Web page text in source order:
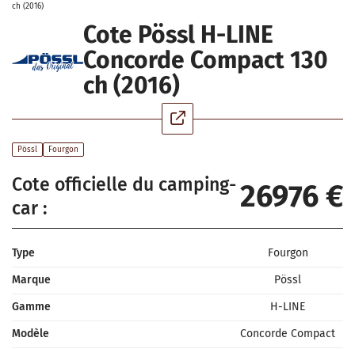
ch (2016)
Cote Pössl H-LINE
Concorde Compact 130
ch (2016)
Pössl Fourgon
Cote officielle du camping-
car :
26976 €
Type
Fourgon
Marque
Pössl
Gamme
H-LINE
Modèle
Concorde Compact